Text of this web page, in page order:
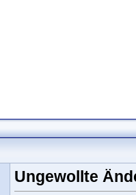
Ungewollte